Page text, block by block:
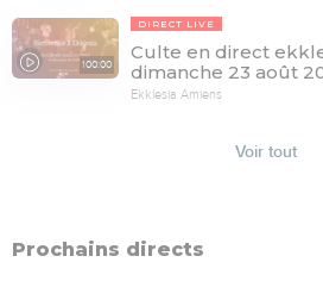
100:00
DIRECT LIVE
Culte en direct
dimanche 23 août
Ekklesia Amiens
Voir tout
Prochains directs